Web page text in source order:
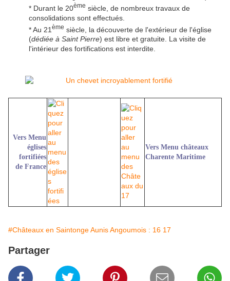
* Durant le 20ème siècle, de nombreux travaux de
consolidations sont effectués.
* Au 21 ème siècle, la découverte de l'extérieur de l'église
(dédiée à Saint Pierre) est libre et gratuite. La visite de
l'intérieur des fortifications est interdite.
Vers Menu
églises
fortifiées
de France
Vers Menu châteaux
Charente Maritime
#Châteaux en Saintonge Aunis Angoumois : 16 17
Partager